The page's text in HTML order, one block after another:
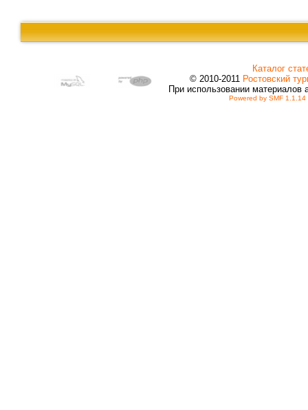
Каталог
© 2010-2011 Ростовский
При использовании материалов
Powered by SMF 1.1.14